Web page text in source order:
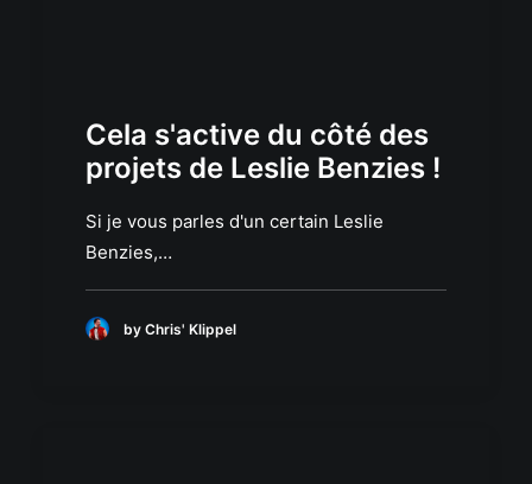
Cela s'active du côté des
projets de Leslie Benzies !
Si je vous parles d'un certain Leslie
Benzies,…
by Chris' Klippel